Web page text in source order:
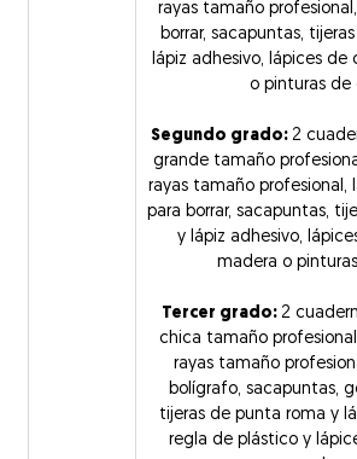
rayas tamaño
borrar, sacapuntas,
lápiz adhesivo, lápices de
o pinturas de
Segundo grado: 2
grande tamaño
rayas tamaño profesional,
para borrar, sacapuntas,
y lápiz adhesivo,
madera o
Tercer grado: 2
chica tamaño
rayas tamaño
bolígrafo, sacapuntas,
tijeras de punta roma y
regla de plástico y